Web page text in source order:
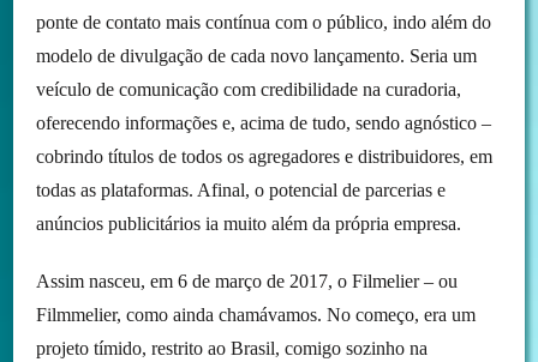
ponte de contato mais contínua com o público, indo além do
modelo de divulgação de cada novo lançamento. Seria um
veículo de comunicação com credibilidade na curadoria,
oferecendo informações e, acima de tudo, sendo agnóstico –
cobrindo títulos de todos os agregadores e distribuidores, em
todas as plataformas. Afinal, o potencial de parcerias e
anúncios publicitários ia muito além da própria empresa.
Assim nasceu, em 6 de março de 2017, o Filmelier – ou
Filmmelier, como ainda chamávamos. No começo, era um
projeto tímido, restrito ao Brasil, comigo sozinho na